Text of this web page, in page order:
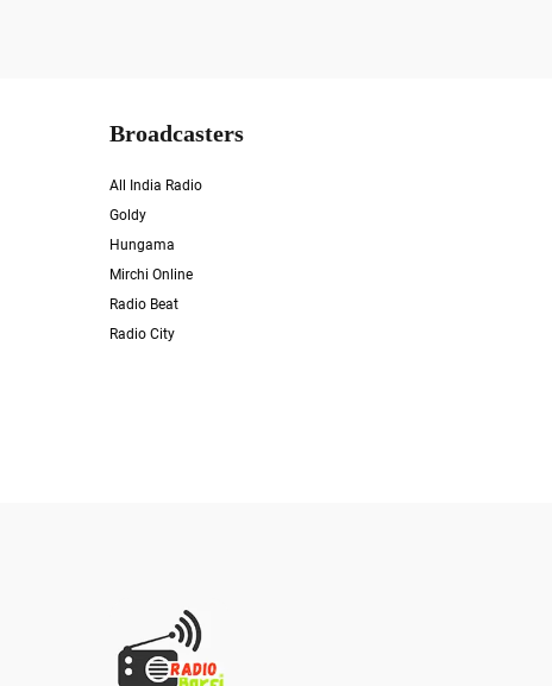
Broadcasters
All India Radio
Goldy
Hungama
Mirchi Online
Radio Beat
Radio City